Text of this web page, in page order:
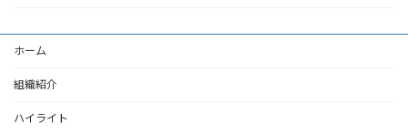
ホーム
組織紹介
ハイライト